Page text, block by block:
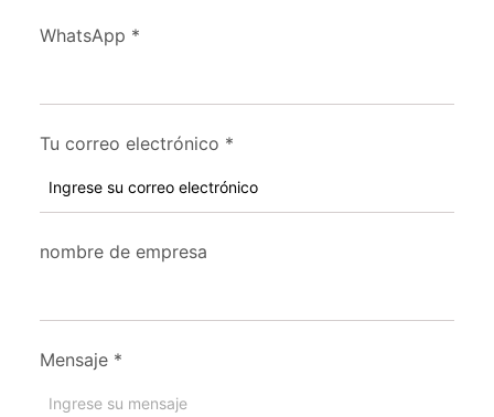
WhatsApp *
Tu correo electrónico *
nombre de empresa
Mensaje *